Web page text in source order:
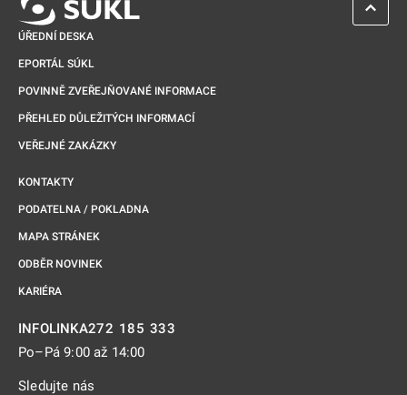
ÚŘEDNÍ DESKA
EPORTÁL SÚKL
POVINNĚ ZVEŘEJŇOVANÉ INFORMACE
PŘEHLED DŮLEŽITÝCH INFORMACÍ
VEŘEJNÉ ZAKÁZKY
KONTAKTY
PODATELNA / POKLADNA
MAPA STRÁNEK
ODBĚR NOVINEK
KARIÉRA
INFOLINKA272 185 333
Po–Pá 9:00 až 14:00
Sledujte nás
ZPĚT